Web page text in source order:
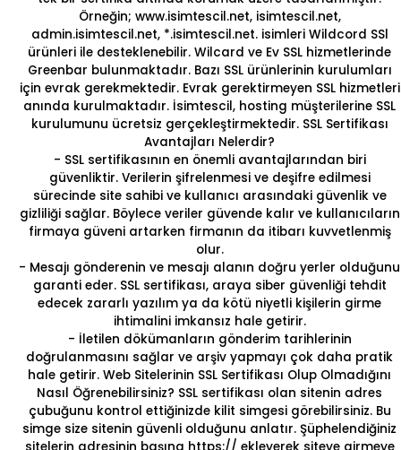
Örneğin; www.isimtescil.net, isimtescil.net,
admin.isimtescil.net, *.isimtescil.net. isimleri Wildcord SSl
ürünleri ile desteklenebilir. Wilcard ve Ev SSL hizmetlerinde
Greenbar bulunmaktadır. Bazı SSL ürünlerinin kurulumları
için evrak gerekmektedir. Evrak gerektirmeyen SSL hizmetleri
anında kurulmaktadır. İsimtescil, hosting müşterilerine SSL
kurulumunu ücretsiz gerçekleştirmektedir. SSL Sertifikası
Avantajları Nelerdir?
- SSL sertifikasının en önemli avantajlarından biri
güvenliktir. Verilerin şifrelenmesi ve deşifre edilmesi
sürecinde site sahibi ve kullanıcı arasındaki güvenlik ve
gizliliği sağlar. Böylece veriler güvende kalır ve kullanıcıların
firmaya güveni artarken firmanın da itibarı kuvvetlenmiş
olur.
- Mesajı gönderenin ve mesajı alanın doğru yerler olduğunu
garanti eder. SSL sertifikası, araya siber güvenliği tehdit
edecek zararlı yazılım ya da kötü niyetli kişilerin girme
ihtimalini imkansız hale getirir.
- İletilen dökümanların gönderim tarihlerinin
doğrulanmasını sağlar ve arşiv yapmayı çok daha pratik
hale getirir. Web Sitelerinin SSL Sertifikası Olup Olmadığını
Nasıl Öğrenebilirsiniz? SSL sertifikası olan sitenin adres
çubuğunu kontrol ettiğinizde kilit simgesi görebilirsiniz. Bu
simge size sitenin güvenli olduğunu anlatır. Şüphelendiğiniz